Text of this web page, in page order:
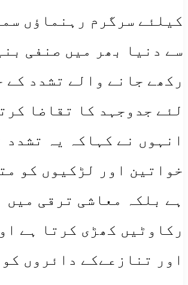
کیلئے سرگرم رہنماؤں
سے دنیا بھر میں صنفی
رکھے جانے والے تشدد کے
لئے جدوجہد کا تقاضا
انہوں نے کہاکہ یہ تشدد
خواتین اور لڑکیوں کو
ہے بلکہ معاشی ترقی میں
رکاوٹیں کھڑی کرتا ہے
اور تنازعےکے دائروں